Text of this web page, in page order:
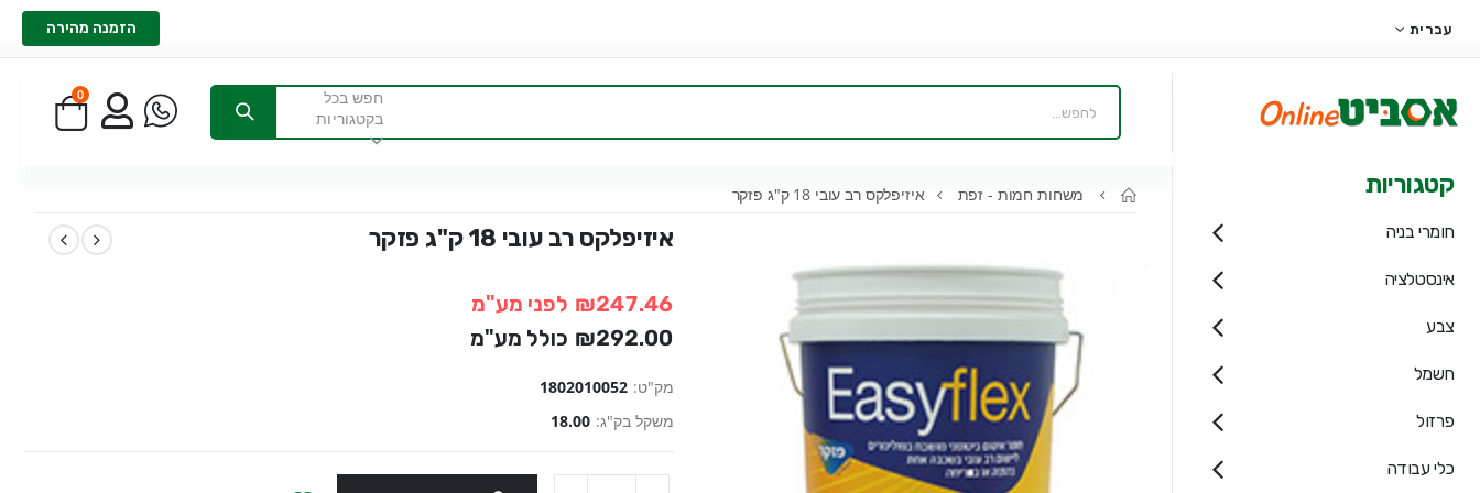
עברית הזמנה מהירה
חפש בכל
בקטגוריות
0
קטגוריות
חומרי בניה
אינסטלציה
צבע
חשמל
פרזול
כלי עבודה
משחות חמות - זפת איזיפלקס רב עובי 18 ק"ג פזקר
איזיפלקס רב עובי 18 ק"ג פזקר
₪247.46 לפני מע"מ
₪292.00 כולל מע"מ
מק"ט: 1802010052
משקל בק"ג: 18.00